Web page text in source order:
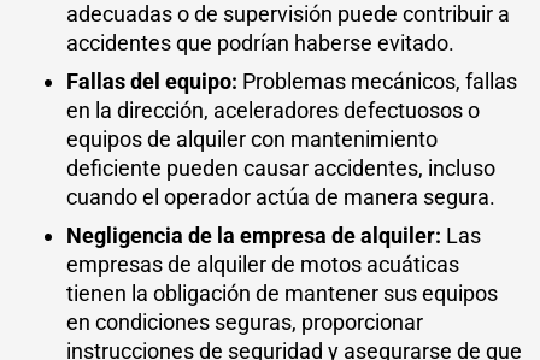
adecuadas o de supervisión puede contribuir a
accidentes que podrían haberse evitado.
Fallas del equipo: Problemas mecánicos, fallas
en la dirección, aceleradores defectuosos o
equipos de alquiler con mantenimiento
deficiente pueden causar accidentes, incluso
cuando el operador actúa de manera segura.
Negligencia de la empresa de alquiler: Las
empresas de alquiler de motos acuáticas
tienen la obligación de mantener sus equipos
en condiciones seguras, proporcionar
instrucciones de seguridad y asegurarse de que